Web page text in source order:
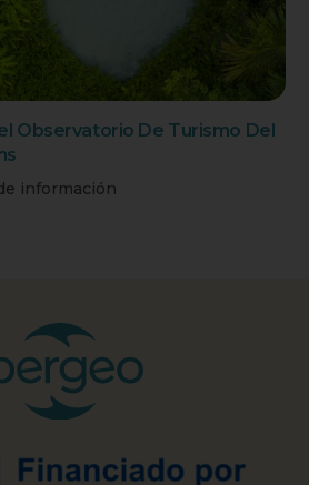
Observatorio De Turismo Del
información